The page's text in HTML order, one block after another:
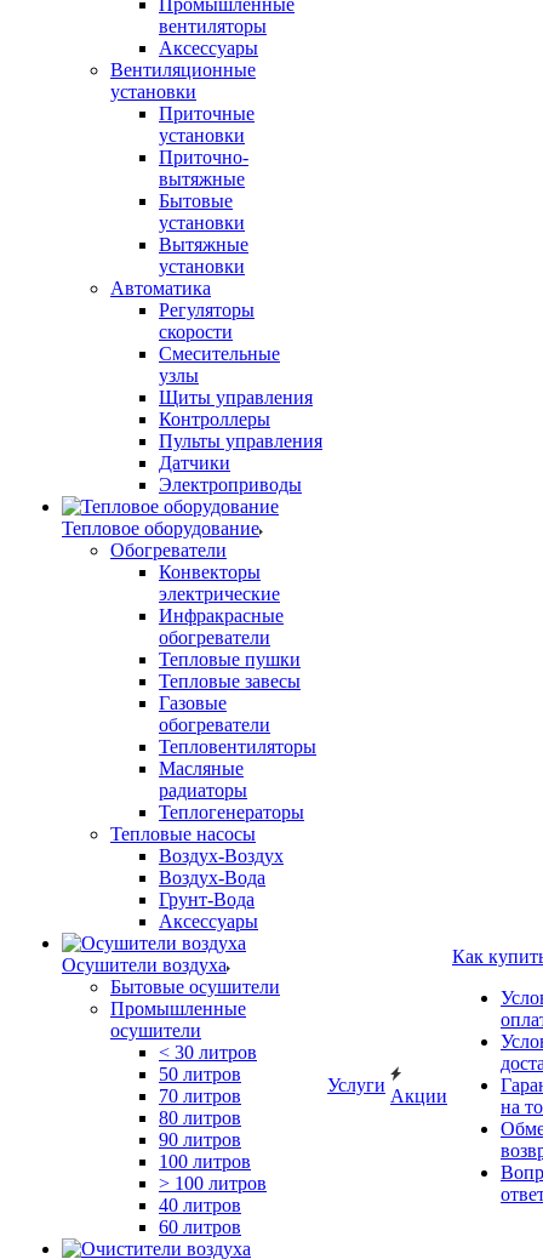
Промышленные
вентиляторы
Аксессуары
Вентиляционные
установки
Приточные
установки
Приточно-
вытяжные
Бытовые
установки
Вытяжные
установки
Автоматика
Регуляторы
скорости
Смесительные
узлы
Щиты управления
Контроллеры
Пульты управления
Датчики
Электроприводы
Тепловое оборудование
Обогреватели
Конвекторы
электрические
Инфракрасные
обогреватели
Тепловые пушки
Тепловые завесы
Газовые
обогреватели
Тепловентиляторы
Масляные
радиаторы
Теплогенераторы
Тепловые насосы
Воздух-Воздух
Воздух-Вода
Грунт-Вода
Аксессуары
Осушители воздуха
Бытовые осушители
Промышленные
осушители
< 30 литров
50 литров
70 литров
80 литров
90 литров
100 литров
> 100 литров
40 литров
60 литров
Услуги
Акции
Как
на